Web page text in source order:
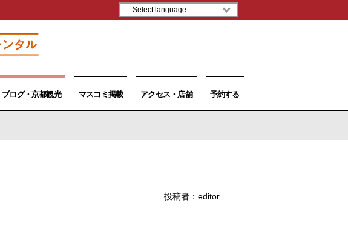
ブログ・京都観光 マスコミ掲載 アクセス・店舗 予約する
投稿者： editor